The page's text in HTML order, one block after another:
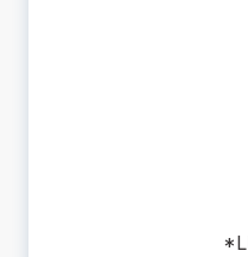
*LINEヤ